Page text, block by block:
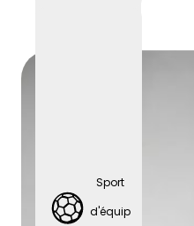
Sport
d'équip